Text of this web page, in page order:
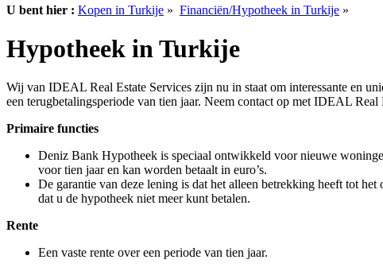
U bent hier : Kopen in Turkije » Financiën/Hypotheek in Turkije »
Hypotheek in Turkije
Wij van IDEAL Real Estate Services zijn nu in staat om interessante en
een terugbetalingsperiode van tien jaar. Neem contact op met IDEAL
Primaire functies
Deniz Bank Hypotheek is speciaal ontwikkeld voor nieuwe
voor tien jaar en kan worden betaalt in euro’s.
De garantie van deze lening is dat het alleen betrekking heeft tot
dat u de hypotheek niet meer kunt betalen.
Rente
Een vaste rente over een periode van tien jaar.